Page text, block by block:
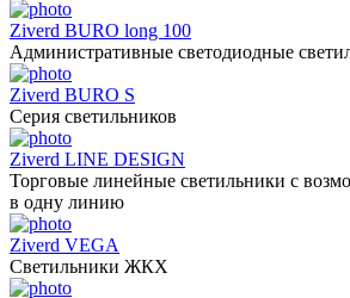
Ziverd BURO long 100
Административные светодиодные
Ziverd BURO S
Серия светильников
Ziverd LINE DESIGN
Торговые линейные светильники с
в одну линию
Ziverd VEGA
Светильники ЖКХ